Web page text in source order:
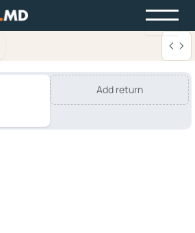
Add return